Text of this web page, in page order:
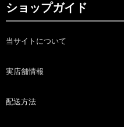
ショップガイド
当サイトについて
実店舗情報
配送方法